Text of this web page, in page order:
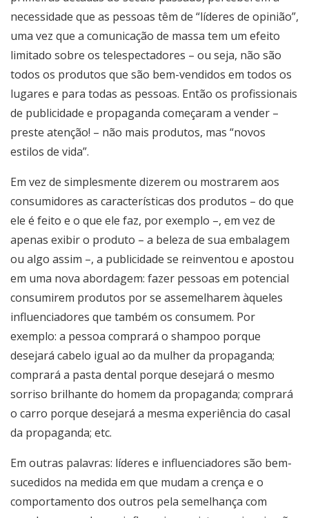
necessidade que as pessoas têm de “líderes de opinião”,
uma vez que a comunicação de massa tem um efeito
limitado sobre os telespectadores – ou seja, não são
todos os produtos que são bem-vendidos em todos os
lugares e para todas as pessoas. Então os profissionais
de publicidade e propaganda começaram a vender –
preste atenção! – não mais produtos, mas “novos
estilos de vida”.
Em vez de simplesmente dizerem ou mostrarem aos
consumidores as características dos produtos – do que
ele é feito e o que ele faz, por exemplo –, em vez de
apenas exibir o produto – a beleza de sua embalagem
ou algo assim –, a publicidade se reinventou e apostou
em uma nova abordagem: fazer pessoas em potencial
consumirem produtos por se assemelharem àqueles
influenciadores que também os consumem. Por
exemplo: a pessoa comprará o shampoo porque
desejará cabelo igual ao da mulher da propaganda;
comprará a pasta dental porque desejará o mesmo
sorriso brilhante do homem da propaganda; comprará
o carro porque desejará a mesma experiência do casal
da propaganda; etc.
Em outras palavras: líderes e influenciadores são bem-
sucedidos na medida em que mudam a crença e o
comportamento dos outros pela semelhança com